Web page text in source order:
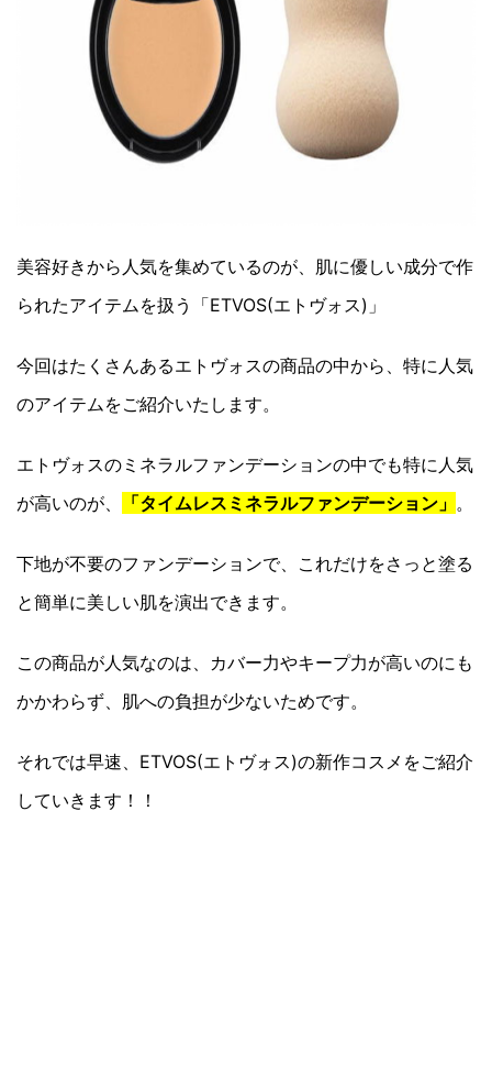
美容好きから人気を集めているのが、肌に優しい成分で作
られたアイテムを扱う「ETVOS(エトヴォス)」
今回はたくさんあるエトヴォスの商品の中から、特に人気
のアイテムをご紹介いたします。
エトヴォスのミネラルファンデーションの中でも特に人気
が高いのが、
「タイムレスミネラルファンデーション」 。
下地が不要のファンデーションで、これだけをさっと塗る
と簡単に美しい肌を演出できます。
この商品が人気なのは、カバー力やキープ力が高いのにも
かかわらず、肌への負担が少ないためです。
それでは早速、ETVOS(エトヴォス)の新作コスメをご紹介
していきます！！